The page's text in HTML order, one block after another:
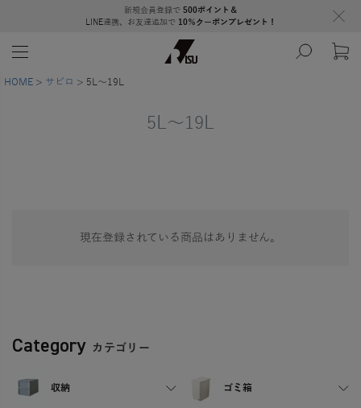
新規会員登録で 500ポイント＆
LINE連携、お友達追加で 10％クーポンプレゼント！
HOME サビロ 5L～19L
5L～19L
現在登録されている商品はありません。
Category カテゴリー
収納 ゴミ箱